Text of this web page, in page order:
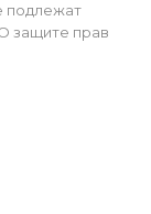
подлежат
защите прав